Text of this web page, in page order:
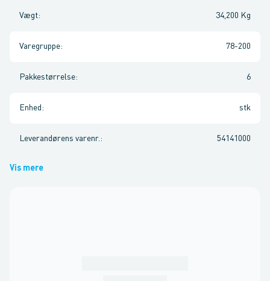
Vægt: 34,200 Kg
Varegruppe: 78-200
Pakkestørrelse: 6
Enhed : stk
Leverandørens varenr. : 54141000
Vis mere